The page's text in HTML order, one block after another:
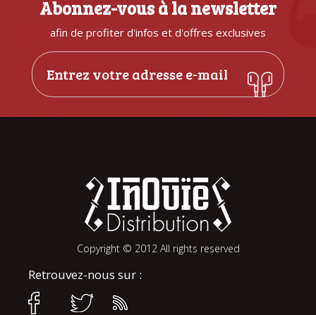
Abonnez-vous à la newsletter
afin de profiter d'infos et d'offres exclusives
Copyright © 2012 All rights reserved
Retrouvez-nous sur :